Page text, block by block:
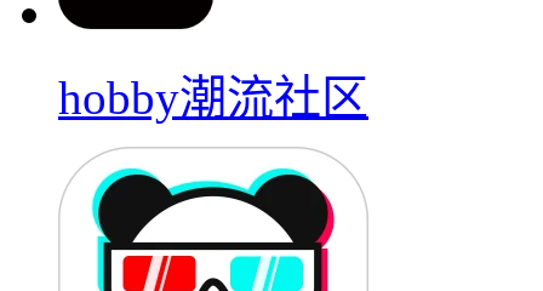
hobby潮流社区